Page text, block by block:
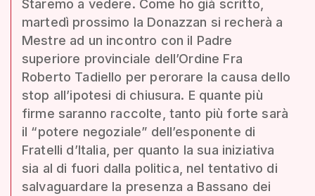
Staremo a vedere. Come ho già scritto,
martedì prossimo la Donazzan si recherà a
Mestre ad un incontro con il Padre
superiore provinciale dell’Ordine Fra
Roberto Tadiello per perorare la causa dello
stop all’ipotesi di chiusura. E quante più
firme saranno raccolte, tanto più forte sarà
il “potere negoziale” dell’esponente di
Fratelli d’Italia, per quanto la sua iniziativa
sia al di fuori dalla politica, nel tentativo di
salvaguardare la presenza a Bassano dei